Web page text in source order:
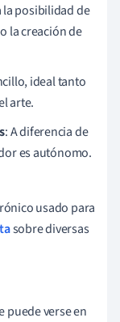
posibilidad de
la creación de
ideal tanto
arte.
: A diferencia de
es autónomo.
usado para
sobre diversas
puede verse en